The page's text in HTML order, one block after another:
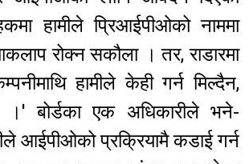
हामीले प्रिआईपीओको नाममा
रोक्न सकौला । तर, राडारमा
हामीले केही गर्न मिल्दैन,
बोर्डका एक अधिकारीले भने-
आईपीओको प्रक्रियामै कडाई गर्न